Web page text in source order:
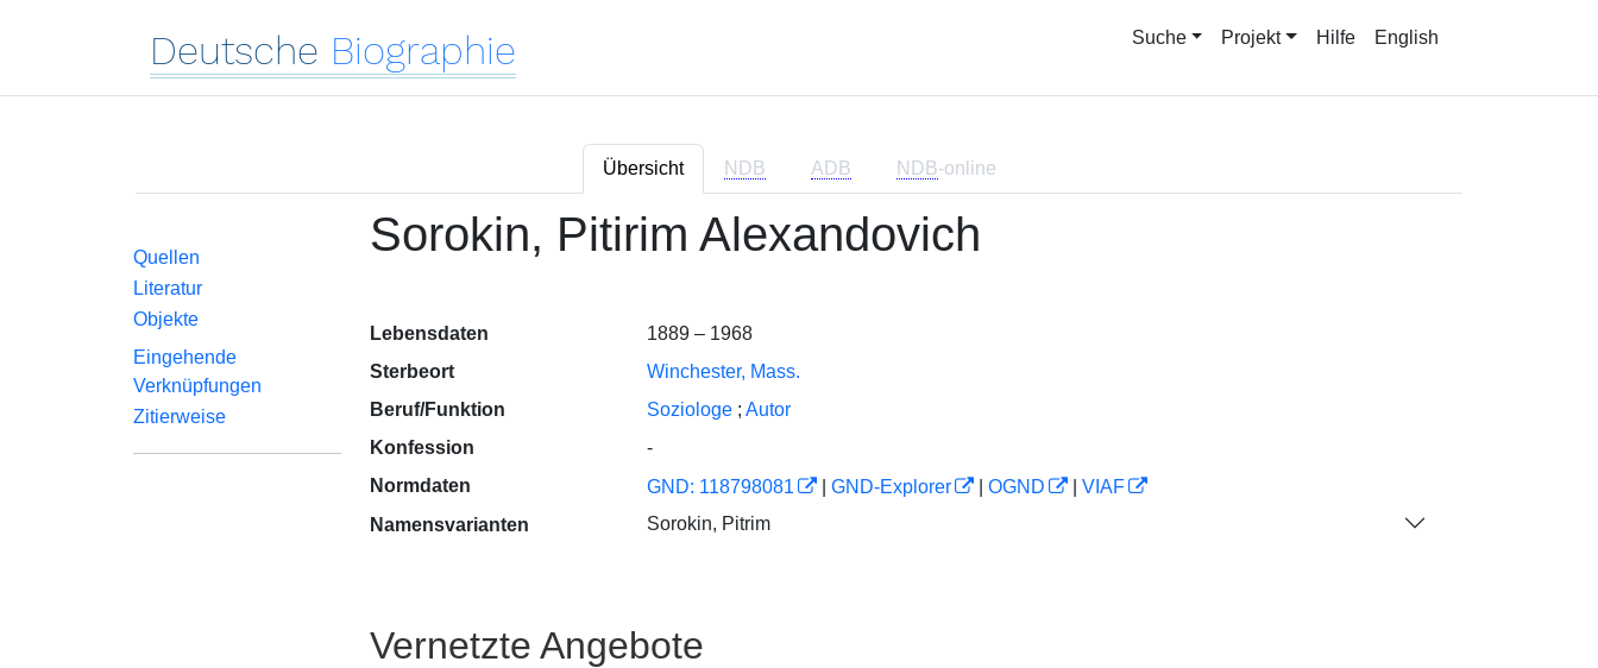
Deutsche Biographie Suche Projekt Hilfe English
Übersicht NDB ADB NDB-online
Quellen
Literatur
Objekte
Eingehende
Verknüpfungen
Zitierweise
Sorokin, Pitirim Alexandovich
Lebensdaten
1889 – 1968
Sterbeort
Winchester, Mass.
Beruf/Funktion
Soziologe ; Autor
Konfession
-
Normdaten
GND: 118798081 GND-Explorer OGND
VIAF
Namensvarianten
Sorokin, Pitrim
Vernetzte Angebote